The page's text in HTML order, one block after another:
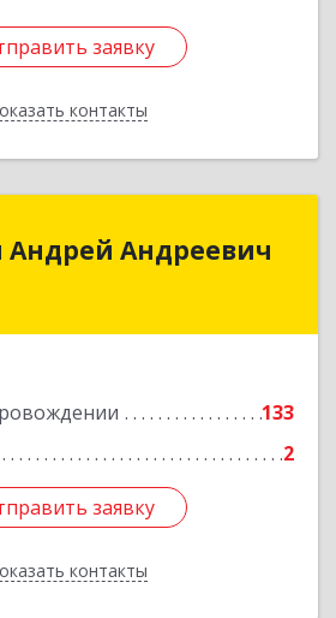
заявку
контакты
заявку
Назад
Андрей Андреевич
133
2
заявку
контакты
Андрей Андреевич
заявку
Назад